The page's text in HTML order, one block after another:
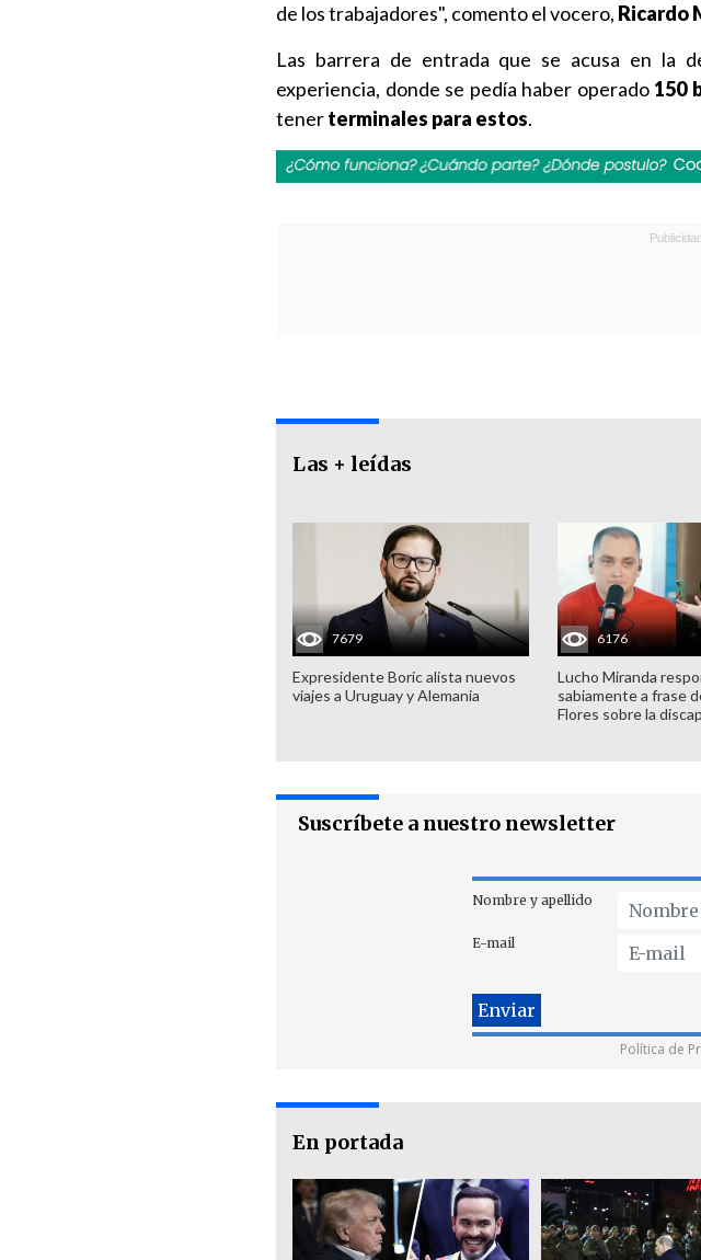
de los trabajadores", comento el vocero, Ricardo
Las barrera de entrada que se acusa en la
experiencia, donde se pedía haber operado 150
tenerterminales para estos.
Las + leídas
7679
Expresidente Boric alista nuevos
viajes a Uruguay y Alemania
6176
Lucho Miranda
sabiamente a frase
Flores sobre la
Suscríbete a nuestro newsletter
Nombre y apellido
E-mail
Política de
En portada